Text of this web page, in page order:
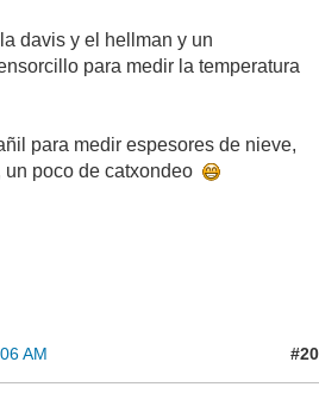
davis y el hellman y un
para medir la temperatura
para medir espesores de nieve,
poco de catxondeo
AM #20